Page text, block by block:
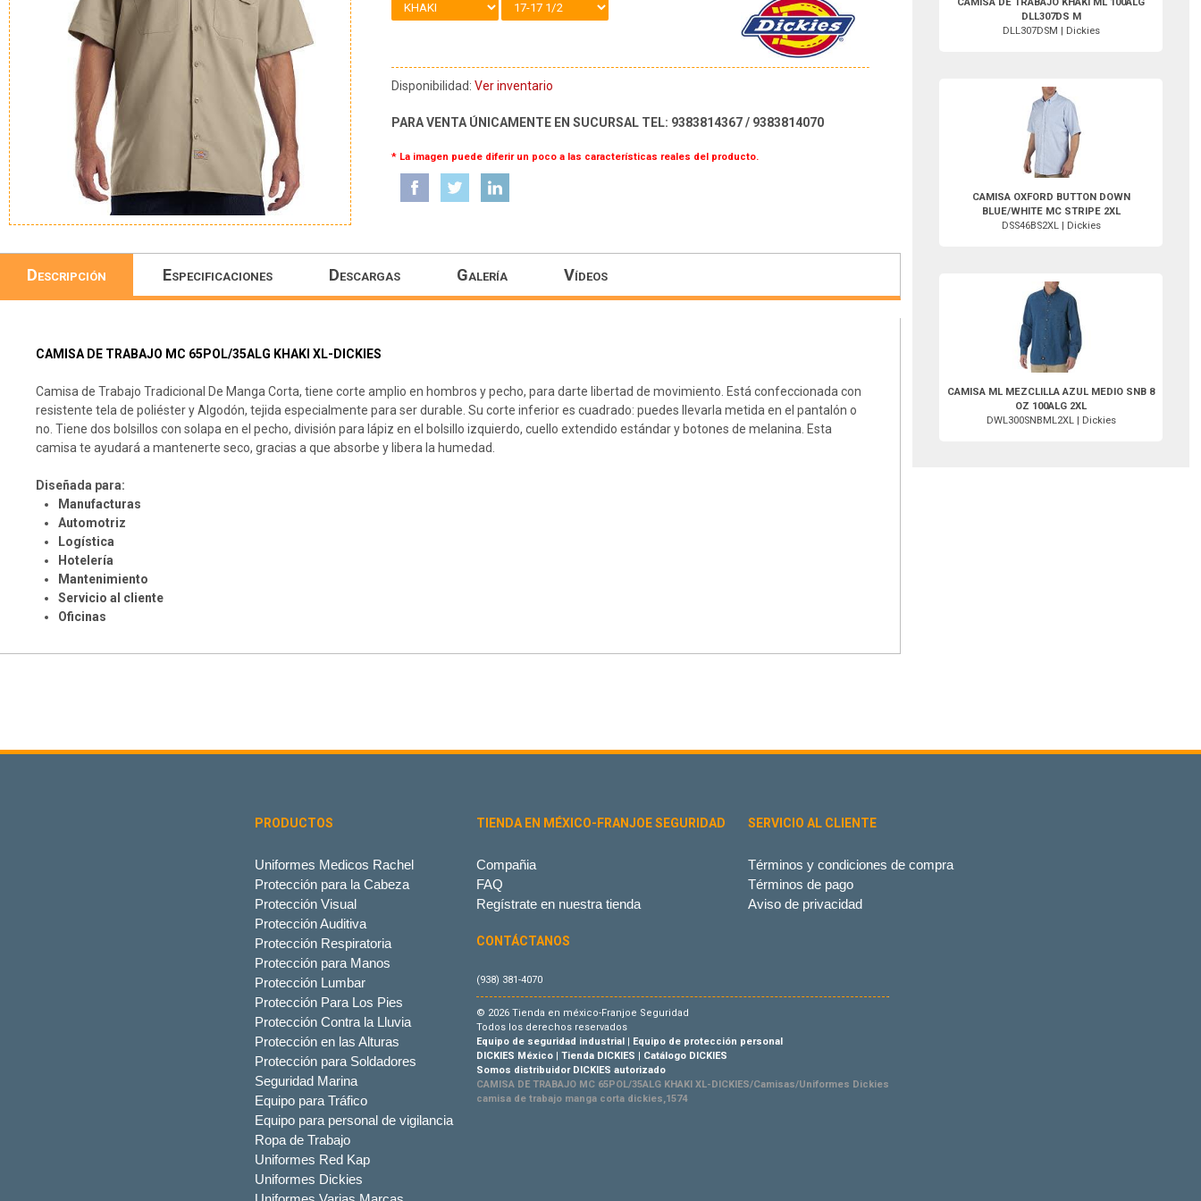
Disponibilidad:Ver inventario
PARA VENTA ÚNICAMENTE EN SUCURSAL TEL: 9383814367 / 9383814070
* La imagen puede diferir un poco a las características reales del producto.
Descripción Especificaciones Descargas Galería Vídeos
CAMISA DE TRABAJO MC 65POL/35ALG KHAKI XL-DICKIES
Camisa de Trabajo Tradicional De Manga Corta, tiene corte amplio en hombros y pecho, para darte libertad de movimiento. Está confeccionada con
resistente tela de poliéster y Algodón, tejida especialmente para ser durable. Su corte inferior es cuadrado: puedes llevarla metida en el pantalón o
no. Tiene dos bolsillos con solapa en el pecho, división para lápiz en el bolsillo izquierdo, cuello extendido estándar y botones de melanina. Esta
camisa te ayudará a mantenerte seco, gracias a que absorbe y libera la humedad.
Diseñada para:
Manufacturas
Automotriz
Logística
Hotelería
Mantenimiento
Servicio al cliente
Oficinas
CAMISA DE TRABAJO KHAKI ML 100ALG
DLL307DS M
DLL307DSM | Dickies
CAMISA OXFORD BUTTON DOWN
BLUE/WHITE MC STRIPE 2XL
DSS46BS2XL | Dickies
CAMISA ML MEZCLILLA AZUL MEDIO SNB 8
OZ 100ALG 2XL
DWL300SNBML2XL | Dickies
PRODUCTOS
Uniformes Medicos Rachel
Protección para la Cabeza
Protección Visual
Protección Auditiva
Protección Respiratoria
Protección para Manos
Protección Lumbar
Protección Para Los Pies
Protección Contra la Lluvia
Protección en las Alturas
Protección para Soldadores
Seguridad Marina
Equipo para Tráfico
Equipo para personal de vigilancia
Ropa de Trabajo
Uniformes Red Kap
Uniformes Dickies
TIENDA EN MÉXICO-FRANJOE SEGURIDAD
Compañia
FAQ
Regístrate en nuestra tienda
SERVICIO AL CLIENTE
Términos y condiciones de compra
Términos de pago
Aviso de privacidad
CONTÁCTANOS
(938) 381-4070
© 2026 Tienda en méxico-Franjoe Seguridad
Todos los derechos reservados
Equipo de seguridad industrial| Equipo de protección personal
DICKIES México| Tienda DICKIES | Catálogo DICKIES
Somos distribuidor DICKIES autorizado
CAMISA DE TRABAJO MC 65POL/35ALG KHAKI XL-DICKIES/Camisas/Uniformes Dickies
camisa de trabajo manga corta dickies,1574